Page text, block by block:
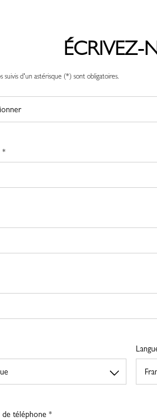
ÉCRIVEZ-
suivis d'un astérisque (*) sont obligatoires.
téléphone *